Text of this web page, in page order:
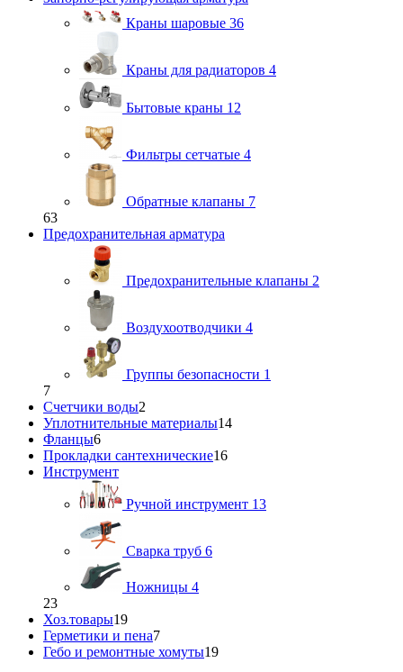
Краны шаровые 36
Краны для радиаторов 4
Бытовые краны 12
Фильтры сетчатые 4
Обратные клапаны 7
63
Предохранительная арматура
Предохранительные клапаны 2
Воздухоотводчики 4
Группы безопасности 1
7
Счетчики воды2
Уплотнительные материалы14
Фланцы6
Прокладки сантехнические16
Инструмент
Ручной инструмент 13
Сварка труб 6
Ножницы 4
23
Хоз.товары19
Герметики и пена7
Гебо и ремонтные хомуты19